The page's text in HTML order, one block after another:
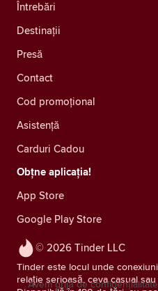
© 2026 Tinder LLC
Tinder este locul unde
relație serioasă, ceva casual
Întrebări
Destinații
Presă
Contact
Cod promoțional
Asistență
Carduri Cadou
Obțne aplicația!
App Store
Google Play Store
Avem grijă de